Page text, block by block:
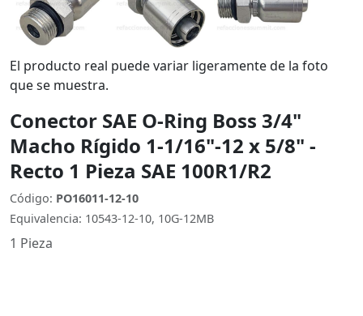
El producto real puede variar ligeramente de la foto
que se muestra.
Conector SAE O-Ring Boss 3/4"
Macho Rígido 1-1/16"-12 x 5/8" -
Recto 1 Pieza SAE 100R1/R2
Código: PO16011-12-10
Equivalencia: 10543-12-10, 10G-12MB
1 Pieza